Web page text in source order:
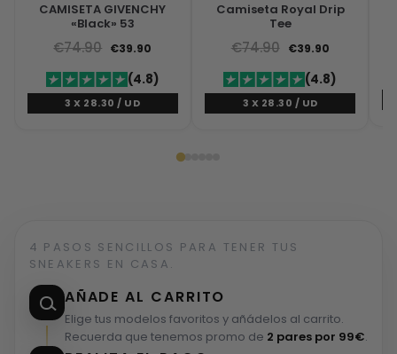
CAMISETA GIVENCHY
«Black» 53
€74.90 €39.90
(4.8)
3 X 28.30 / UD
Camiseta Royal Drip
Tee
€74.90 €39.90
(4.8)
3 X 28.30 / UD
4 PASOS SENCILLOS PARA TENER TUS
SNEAKERS EN CASA.
AÑADE AL CARRITO
Elige tus modelos favoritos y añádelos al carrito.
Recuerda que tenemos promo de 2 pares por 99€.